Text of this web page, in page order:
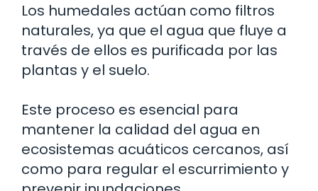
Los humedales actúan como filtros
naturales, ya que el agua que fluye a
través de ellos es purificada por las
plantas y el suelo.
Este proceso es esencial para
mantener la calidad del agua en
ecosistemas acuáticos cercanos, así
como para regular el escurrimiento y